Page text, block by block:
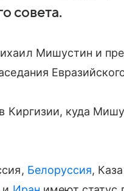
совета.
Мишустин и
Киргизии, куда
Белоруссия,